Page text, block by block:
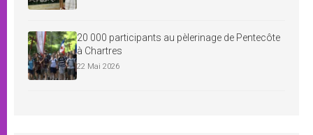
20 000 participants au pèlerinage de Pentecôte
à Chartres
22 Mai 2026